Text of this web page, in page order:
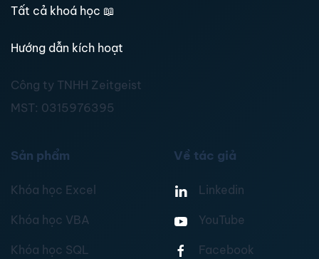
Tất cả khoá học 📖
Hướng dẫn kích hoạt
Công ty TNHH Zeitgeist
MST: 0315976395
Sản phẩm
Khóa học Excel
Khóa học VBA
Khóa học SQL
Về tác giả
Linkedin
YouTube
Facebook